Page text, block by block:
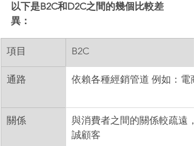
以下是B2C和D2C之間的幾個比較差
異：
項目 B2C
通路 依賴各種經銷管道 例如：電
關係
與消費者之間的關係較疏遠
誠顧客